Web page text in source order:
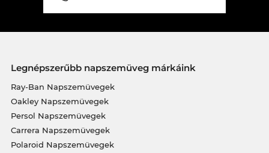
Legnépszerűbb napszemüveg márkáink
Ray-Ban Napszemüvegek
Oakley Napszemüvegek
Persol Napszemüvegek
Carrera Napszemüvegek
Polaroid Napszemüvegek